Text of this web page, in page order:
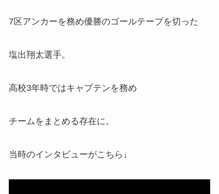
7区アンカーを務め優勝のゴールテープを切った
塩出翔太選手。
高校3年時ではキャプテンを務め
チームをまとめる存在に。
当時のインタビューがこちら↓